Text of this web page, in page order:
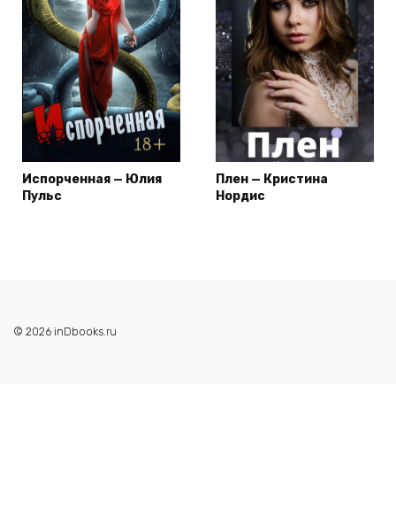
Испорченная — Юлия
Пульс
Плен — Кристина
Нордис
© 2026 inDbooks.ru